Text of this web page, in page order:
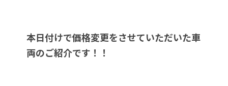
本日付けで価格変更をさせていただいた車
両のご紹介です！！